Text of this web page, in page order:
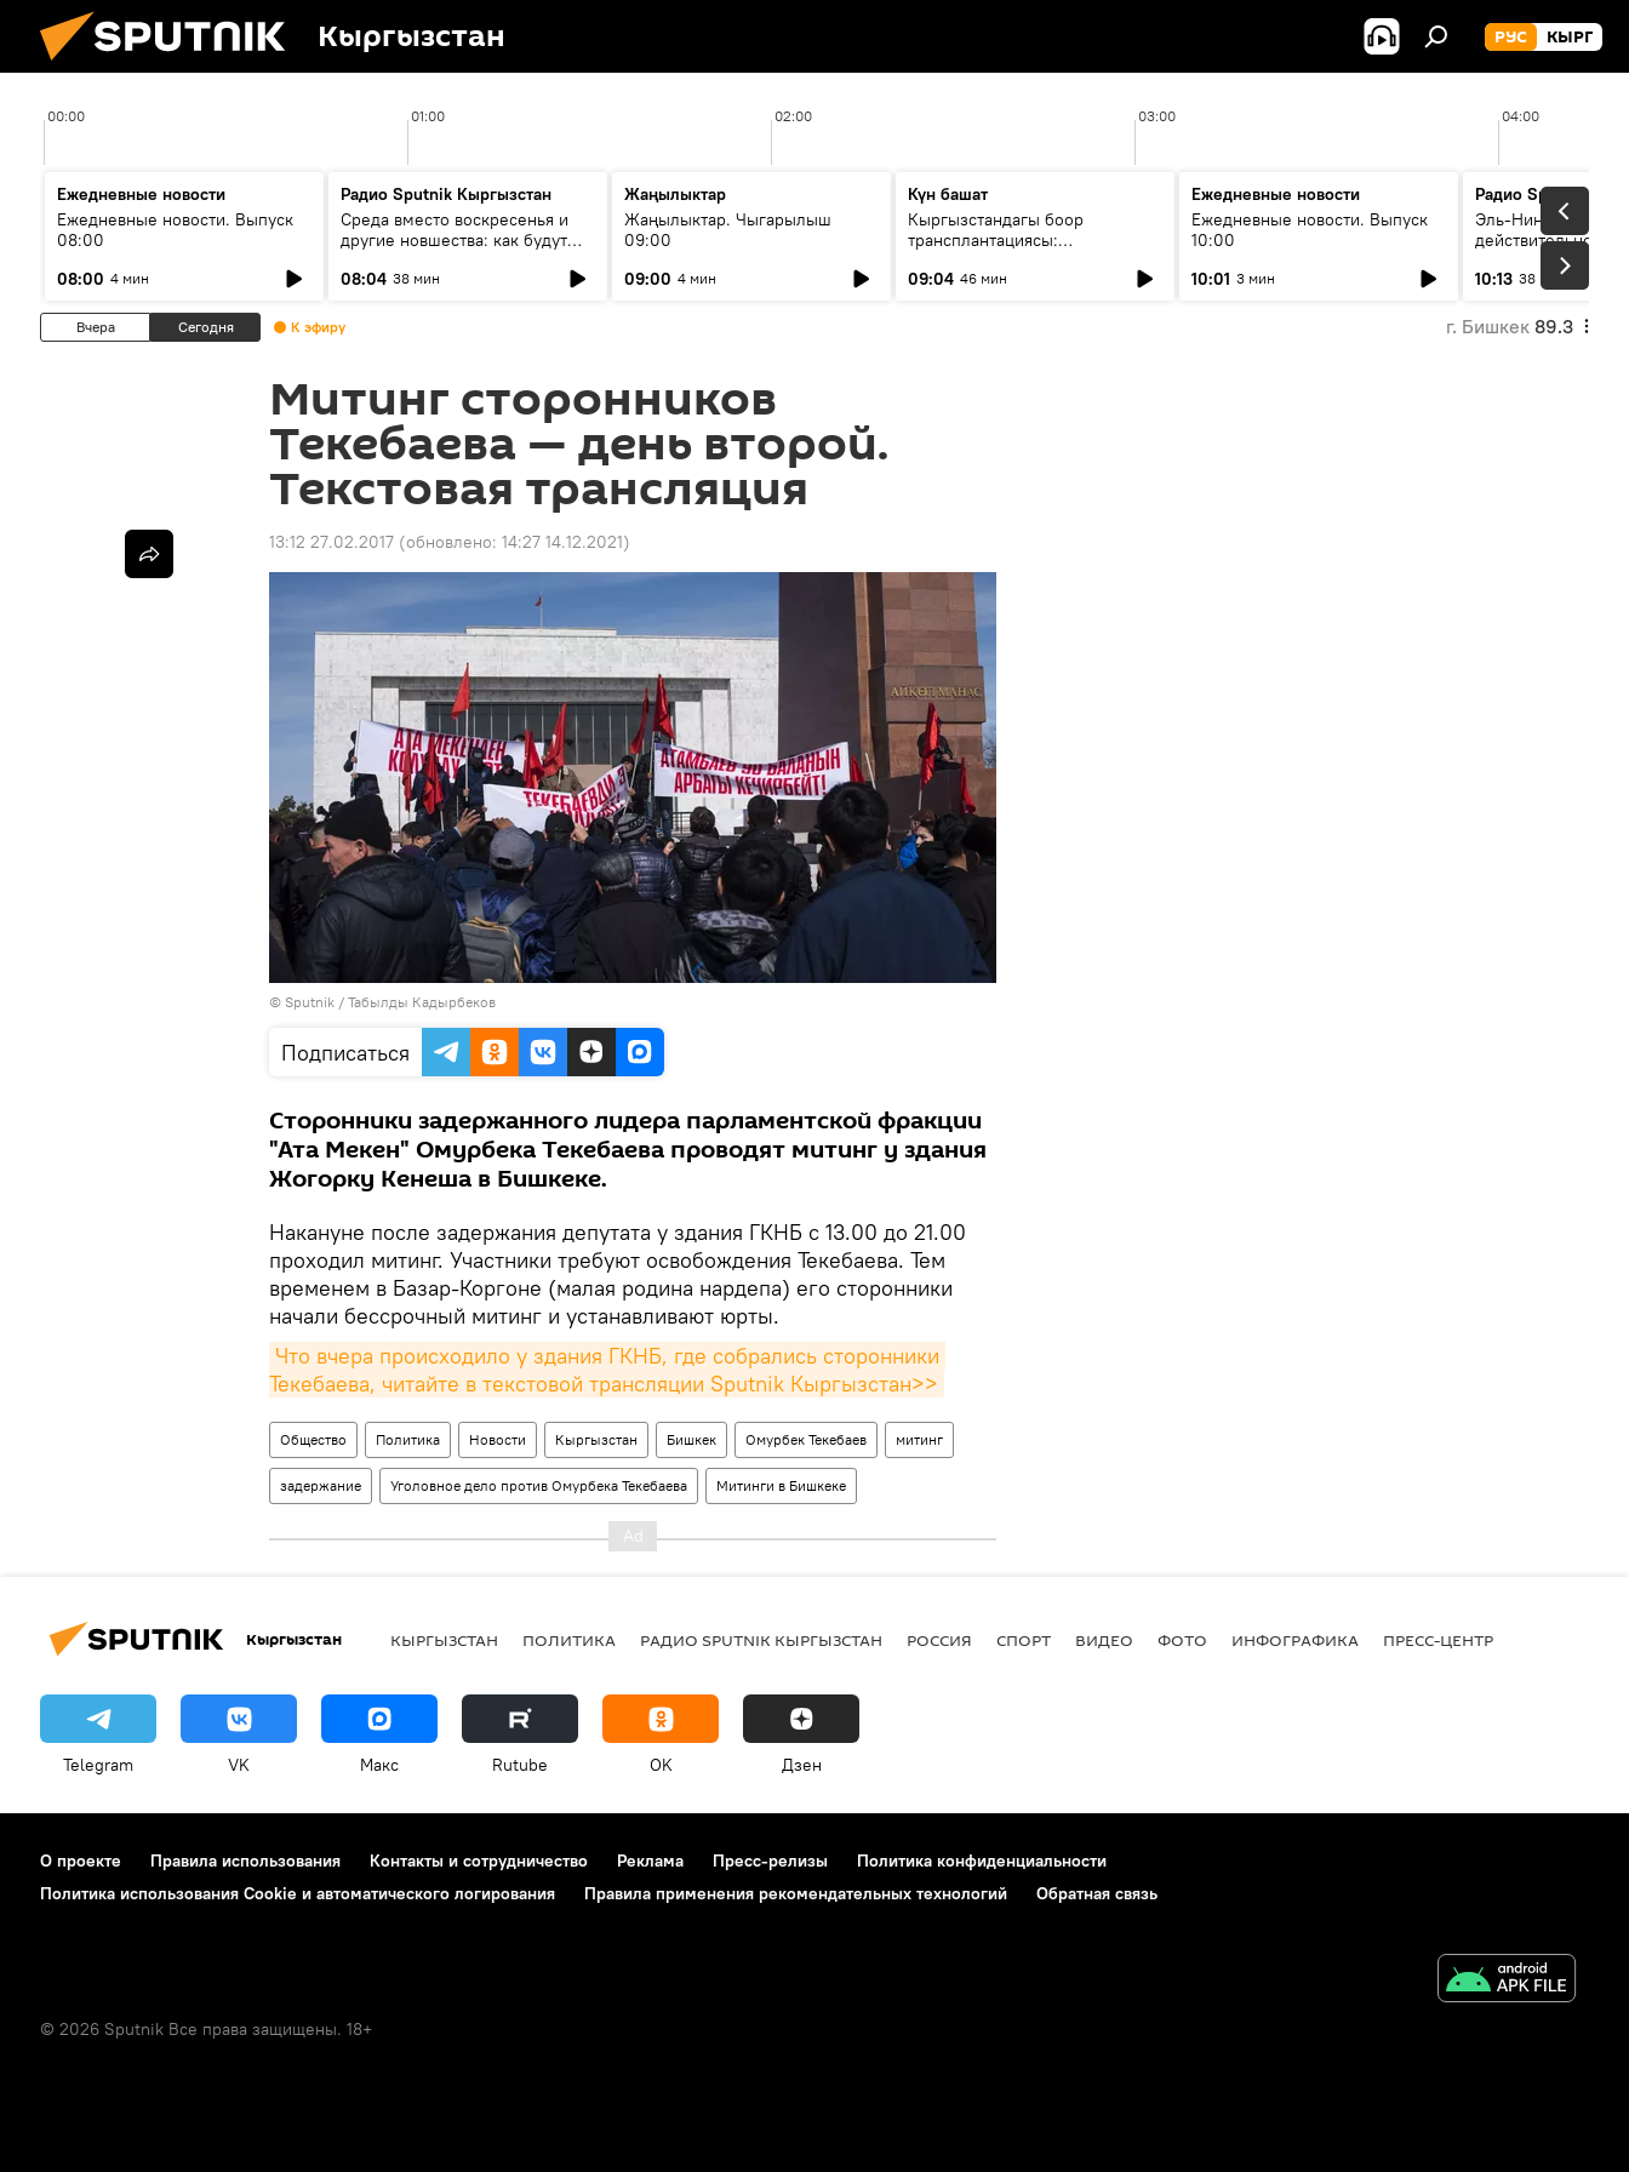
Кыргызстан РУС КЫРГ
00:00 01:00 02:00 03:00 04:00
Ежедневные новости
Ежедневные новости. Выпуск
08:00
08:00 4 мин
Радио Sputnik Кыргызстан
Среда вместо воскресенья и
другие новшества: как будут
08:04 38 мин
Жаңылыктар
Жаңылыктар. Чыгарылыш
09:00
09:00 4 мин
Күн башат
Кыргызстандагы боор
трансплантациясы:
келечеги
09:04 46 мин
Ежедневные новости
Ежедневные новости. Выпуск
10:00
10:01 3 мин
Радио Sputnik
Эль-Ниньо, жара и
действительно
погоду в
10:13 38 мин
Вчера Сегодня К эфиру г. Бишкек 89.3
Митинг сторонников
Текебаева — день второй.
Текстовая трансляция
13:12 27.02.2017 (обновлено: 14:27 14.12.2021)
© Sputnik / Табылды Кадырбеков
Подписаться
Сторонники задержанного лидера парламентской фракции
"Ата Мекен" Омурбека Текебаева проводят митинг у здания
Жогорку Кенеша в Бишкеке.
Накануне после задержания депутата у здания ГКНБ с 13.00 до 21.00
проходил митинг. Участники требуют освобождения Текебаева. Тем
временем в Базар-Коргоне (малая родина нардепа) его сторонники
начали бессрочный митинг и устанавливают юрты.
Что вчера происходило у здания ГКНБ, где собрались сторонники
Текебаева, читайте в текстовой трансляции Sputnik Кыргызстан>>
Общество Политика Новости Кыргызстан Бишкек Омурбек Текебаев митинг
задержание Уголовное дело против Омурбека Текебаева Митинги в Бишкеке
Кыргызстан КЫРГЫЗСТАН ПОЛИТИКА РАДИО SPUTNIK КЫРГЫЗСТАН РОССИЯ СПОРТ ВИДЕО ФОТО ИНФОГРАФИКА ПРЕСС-ЦЕНТР
Telegram VK Макс Rutube OK Дзен
О проекте Правила использования Контакты и сотрудничество Реклама Пресс-релизы
Политика конфиденциальности
Политика использования Cookie и автоматического логирования
Правила применения рекомендательных технологий Обратная связь
© 2026 Sputnik Все права защищены. 18+